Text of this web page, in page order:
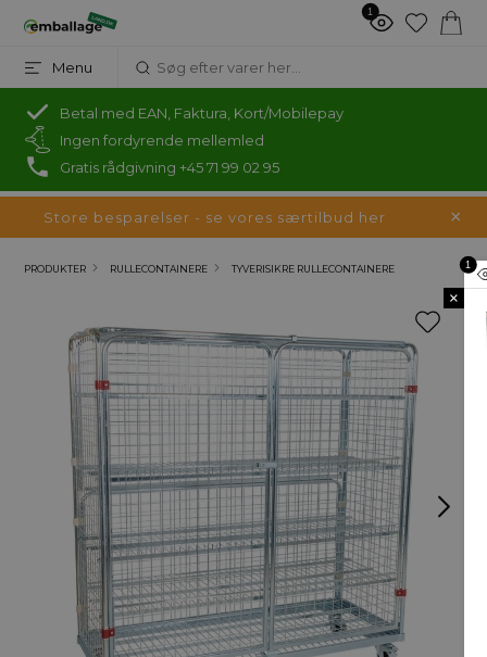
1
Menu
Betal med EAN, Faktura, Kort/Mobilepay
Ingen fordyrende mellemled
Gratis rådgivning +45 71 99 02 95
Store besparelser - se vores særtilbud her
PRODUKTER RULLECONTAINERE TYVERISIKRE RULLECONTAINERE 1
×